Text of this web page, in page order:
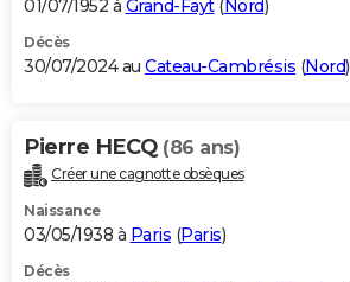
01/07/1952 à Grand-Fayt(Nord)
Décès
30/07/2024 au Cateau-Cambrésis (Nord)
Pierre HECQ (86 ans)
Créer une cagnotte obsèques
Naissance
03/05/1938 à Paris (Paris)
Décès